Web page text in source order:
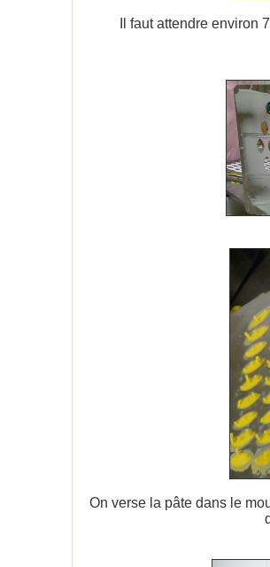
Il faut attendre environ
On verse la pâte dans le